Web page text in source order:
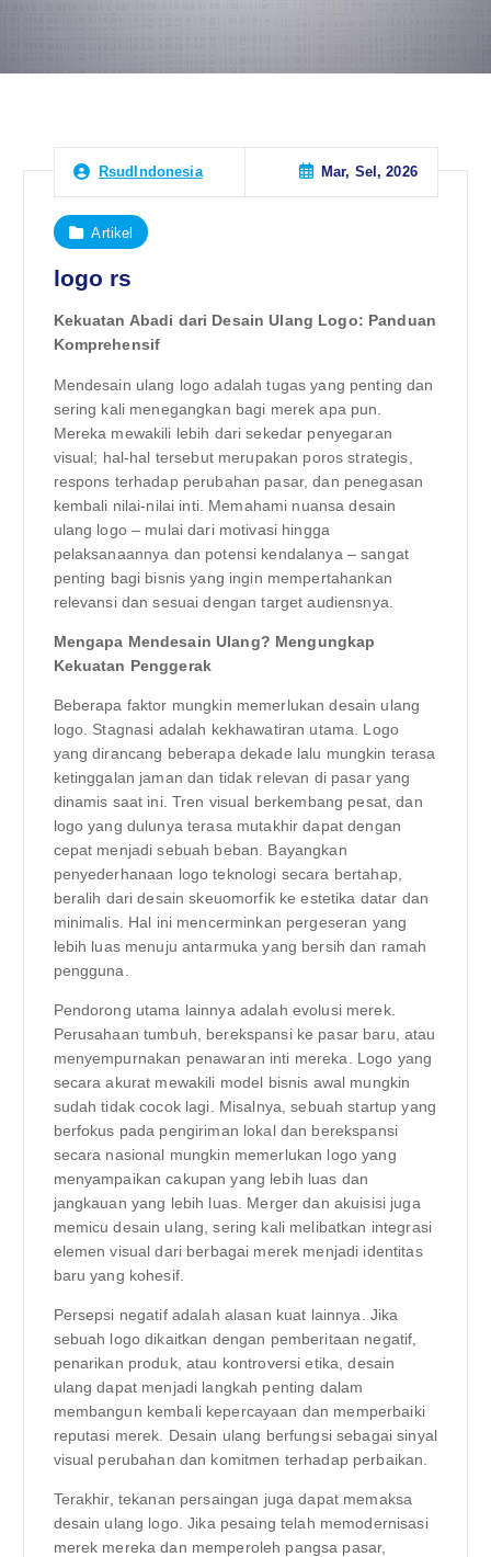
RsudIndonesia Mar, Sel, 2026
Artikel
logo rs
Kekuatan Abadi dari Desain Ulang Logo: Panduan
Komprehensif
Mendesain ulang logo adalah tugas yang penting dan
sering kali menegangkan bagi merek apa pun.
Mereka mewakili lebih dari sekedar penyegaran
visual; hal-hal tersebut merupakan poros strategis,
respons terhadap perubahan pasar, dan penegasan
kembali nilai-nilai inti. Memahami nuansa desain
ulang logo – mulai dari motivasi hingga
pelaksanaannya dan potensi kendalanya – sangat
penting bagi bisnis yang ingin mempertahankan
relevansi dan sesuai dengan target audiensnya.
Mengapa Mendesain Ulang? Mengungkap
Kekuatan Penggerak
Beberapa faktor mungkin memerlukan desain ulang
logo. Stagnasi adalah kekhawatiran utama. Logo
yang dirancang beberapa dekade lalu mungkin terasa
ketinggalan jaman dan tidak relevan di pasar yang
dinamis saat ini. Tren visual berkembang pesat, dan
logo yang dulunya terasa mutakhir dapat dengan
cepat menjadi sebuah beban. Bayangkan
penyederhanaan logo teknologi secara bertahap,
beralih dari desain skeuomorfik ke estetika datar dan
minimalis. Hal ini mencerminkan pergeseran yang
lebih luas menuju antarmuka yang bersih dan ramah
pengguna.
Pendorong utama lainnya adalah evolusi merek.
Perusahaan tumbuh, berekspansi ke pasar baru, atau
menyempurnakan penawaran inti mereka. Logo yang
secara akurat mewakili model bisnis awal mungkin
sudah tidak cocok lagi. Misalnya, sebuah startup yang
berfokus pada pengiriman lokal dan berekspansi
secara nasional mungkin memerlukan logo yang
menyampaikan cakupan yang lebih luas dan
jangkauan yang lebih luas. Merger dan akuisisi juga
memicu desain ulang, sering kali melibatkan integrasi
elemen visual dari berbagai merek menjadi identitas
baru yang kohesif.
Persepsi negatif adalah alasan kuat lainnya. Jika
sebuah logo dikaitkan dengan pemberitaan negatif,
penarikan produk, atau kontroversi etika, desain
ulang dapat menjadi langkah penting dalam
membangun kembali kepercayaan dan memperbaiki
reputasi merek. Desain ulang berfungsi sebagai sinyal
visual perubahan dan komitmen terhadap perbaikan.
Terakhir, tekanan persaingan juga dapat memaksa
desain ulang logo. Jika pesaing telah memodernisasi
merek mereka dan memperoleh pangsa pasar,